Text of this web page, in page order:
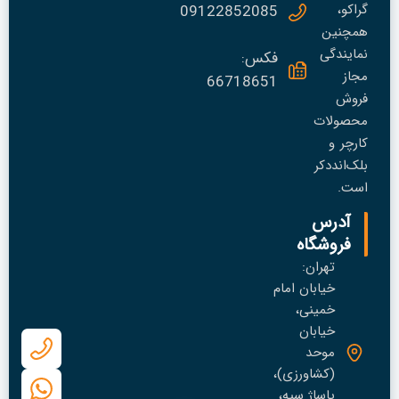
گراکو،
همچنین
نمایندگی
مجاز
فروش
محصولات
کارچر و
بلک‌انددکر
است.
آدرس
فروشگاه
تهران:
خیابان امام
خمینی،
خیابان
موحد
(کشاورزی)،
09122852085
فکس:
66718651